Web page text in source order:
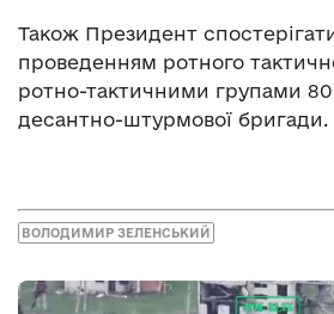
Також Президент
проведенням ротного
ротно-тактичними групами
десантно-штурмової бригади.
ВОЛОДИМИР ЗЕЛЕНСЬКИЙ